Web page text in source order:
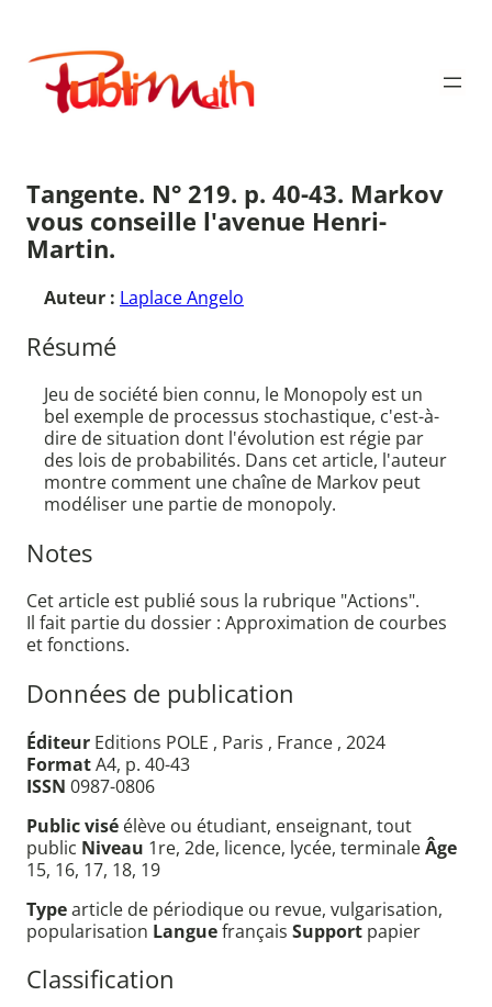
contenu
Publimath
Tangente. N° 219. p. 40-43. Markov
vous conseille l'avenue Henri-
Martin.
Auteur : Laplace Angelo
Résumé
Jeu de société bien connu, le Monopoly est un
bel exemple de processus stochastique, c'est-à-
dire de situation dont l'évolution est régie par
des lois de probabilités. Dans cet article, l'auteur
montre comment une chaîne de Markov peut
modéliser une partie de monopoly.
Notes
Cet article est publié sous la rubrique "Actions".
Il fait partie du dossier : Approximation de courbes
et fonctions.
Données de publication
Éditeur Editions POLE , Paris , France , 2024
FormatA4, p. 40-43
ISSN 0987-0806
Public visé élève ou étudiant, enseignant, tout
public Niveau 1re, 2de, licence, lycée, terminaleÂge
15, 16, 17, 18, 19
Typearticle de périodique ou revue, vulgarisation,
popularisation Languefrançais Support papier
Classification